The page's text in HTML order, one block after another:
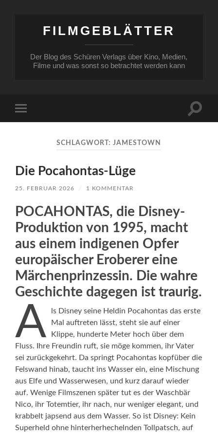
FILMGEBLÄTTER
Der Blog des Schüren Verlags über Kino, Medien,
Filme und was sonst so betrachtet werden kann
Menü
SCHLAGWORT:JAMESTOWN
Die Pocahontas-Lüge
25. FEBRUAR 2026 / 1 KOMMENTAR
POCAHONTAS, die Disney-
Produktion von 1995, macht
aus einem indigenen Opfer
europäischer Eroberer eine
Märchenprinzessin. Die wahre
Geschichte dagegen ist traurig.
A
ls Disney seine Heldin Pocahontas das erste
Mal auftreten lässt, steht sie auf einer
Klippe, hunderte Meter hoch über dem
Fluss. Ihre Freundin ruft, sie möge kommen, ihr Vater
sei zurückgekehrt. Da springt Pocahontas kopfüber die
Felswand hinab, taucht ins Wasser ein, eine Mischung
aus Elfe und Wasserwesen, und kurz darauf wieder
auf. Wenige Filmszenen später tut es der Waschbär
Nico, ihr Totemtier, ihr nach, nur weniger elegant, und
krabbelt japsend aus dem Wasser. So ist Disney: Kein
Superheld ohne hinterherhechelnden Tollpatsch, auf